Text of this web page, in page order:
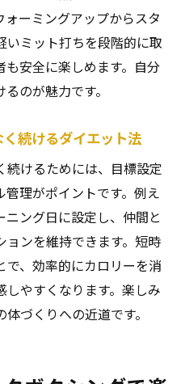
町のキックボクシング
ストレスをスッキリ発
ングが人気の秘密とは
のキックボクシング習
トするキックボクシン
キックボクシング活用
らダイエットもできる
ーミングアップからスタ
いミット打ちを段階的に取
も安全に楽しめます。自分
のが魅力です。
続けるダイエット法
続けるためには、目標設定
理がポイントです。例え
ング日に設定し、仲間と
ンを維持できます。短時
、効率的にカロリーを消
やすくなります。楽しみ
づくりへの近道です。